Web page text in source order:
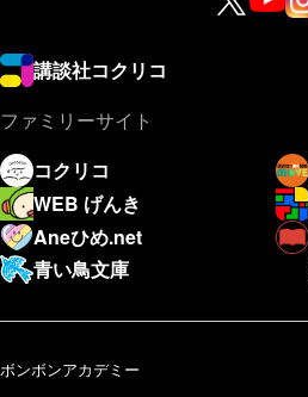
講談社コクリコ
ファミリーサイト
コクリコ
WEB げんき
Aneひめ.net
青い鳥文庫
ボンボンアカデミー